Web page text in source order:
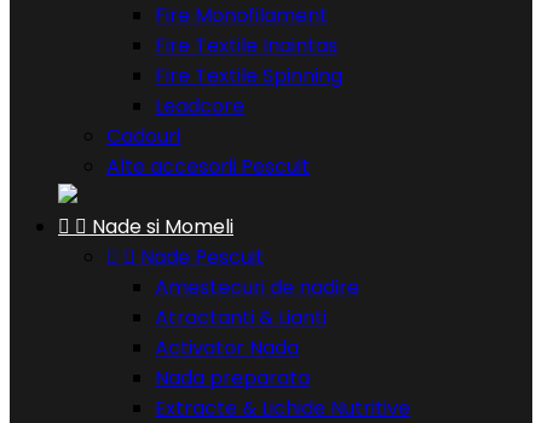
Fire Monofilament
Fire Textile Inaintas
Fire Textile Spinning
Leadcore
Cadouri
Alte accesorii Pescuit
  Nade si Momeli
  Nade Pescuit
Amestecuri de nadire
Atractanti & Lianti
Activator Nada
Nada preparata
Extracte & Lichide Nutritive